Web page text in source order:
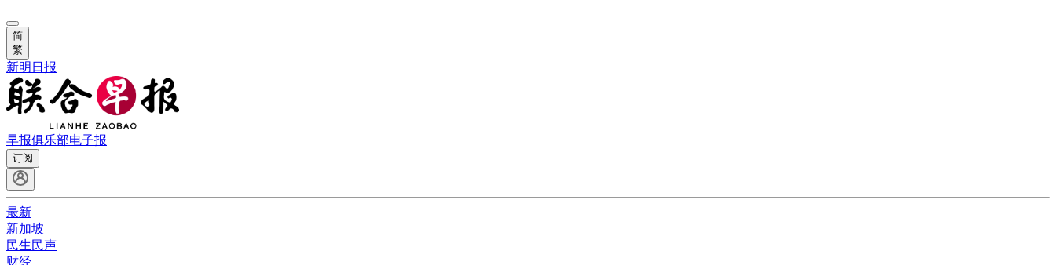
简
繁
新明日报
早报俱乐部电子报
订阅
最新
新加坡
民生民声
财经